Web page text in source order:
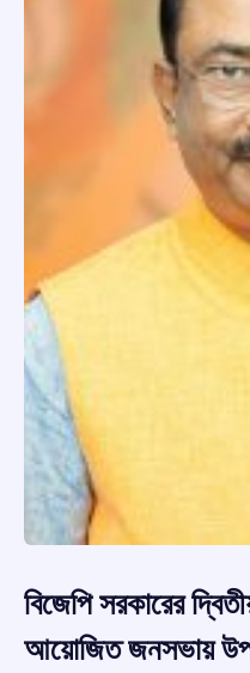
বিজেপি সরকারের
আয়োজিত জনসভায়